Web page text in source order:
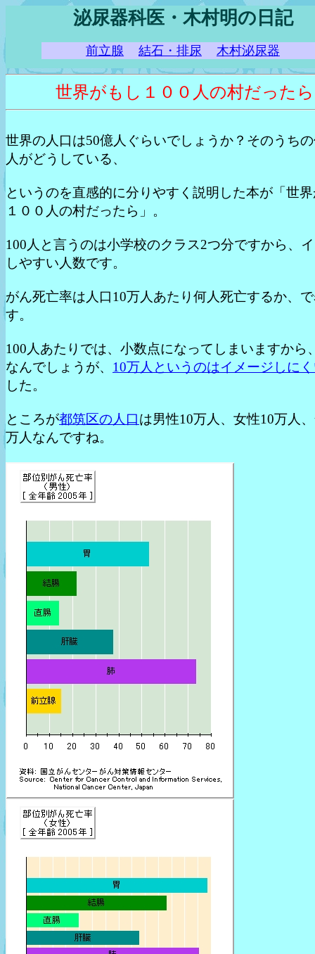
泌尿器科医・木村明の日記
前立腺 結石・排尿 木村泌尿器
世界がもし１００人の村だったら
世界の人口は50億人ぐらいでしょうか？そのうち
人がどうしている、
というのを直感的に分りやすく説明した本が「世
１００人の村だったら」。
100人と言うのは小学校のクラス2つ分ですから、
しやすい人数です。
がん死亡率は人口10万人あたり何人死亡するか、
す。
100人あたりでは、小数点になってしまいますから
なんでしょうが、 10万人というのはイメージしに
した。
ところが都筑区の人口は男性10万人、女性10万人
万人なんですね。